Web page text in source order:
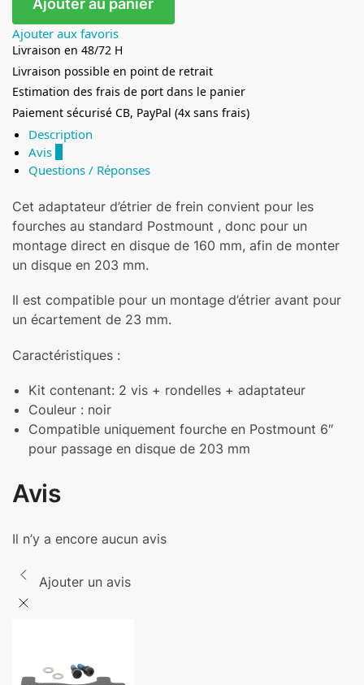
Ajouter au panier
Ajouter aux favoris
Livraison en 48/72 H
Livraison possible en point de retrait
Estimation des frais de port dans le panier
Paiement sécurisé CB, PayPal (4x sans frais)
Description
Avis
Questions / Réponses
Cet adaptateur d’étrier de frein convient pour les
fourches au standard Postmount , donc pour un
montage direct en disque de 160 mm, afin de monter
un disque en 203 mm.
Il est compatible pour un montage d’étrier avant pour
un écartement de 23 mm.
Caractéristiques :
Kit contenant: 2 vis + rondelles + adaptateur
Couleur : noir
Compatible uniquement fourche en Postmount 6″
pour passage en disque de 203 mm
Avis
Il n’y a encore aucun avis
Ajouter un avis